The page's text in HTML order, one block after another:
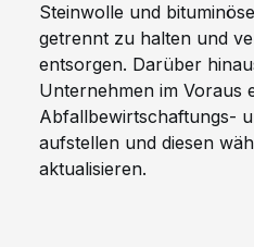
Steinwolle und
getrennt zu halten und
entsorgen. Darüber
Unternehmen im Voraus
Abfallbewirtschaftungs-
aufstellen und diesen
aktualisieren.